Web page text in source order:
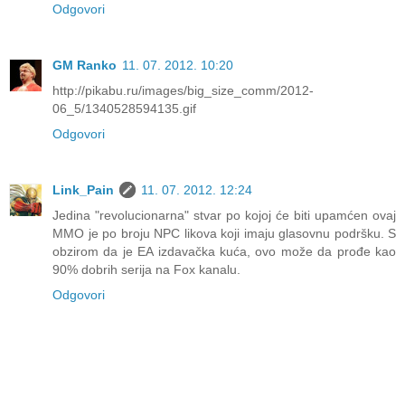
Odgovori
GM Ranko 11. 07. 2012. 10:20
http://pikabu.ru/images/big_size_comm/2012-
06_5/1340528594135.gif
Odgovori
Link_Pain
11. 07. 2012. 12:24
Jedina "revolucionarna" stvar po kojoj će biti upamćen ovaj
MMO je po broju NPC likova koji imaju glasovnu podršku. S
obzirom da je EA izdavačka kuća, ovo može da prođe kao
90% dobrih serija na Fox kanalu.
Odgovori